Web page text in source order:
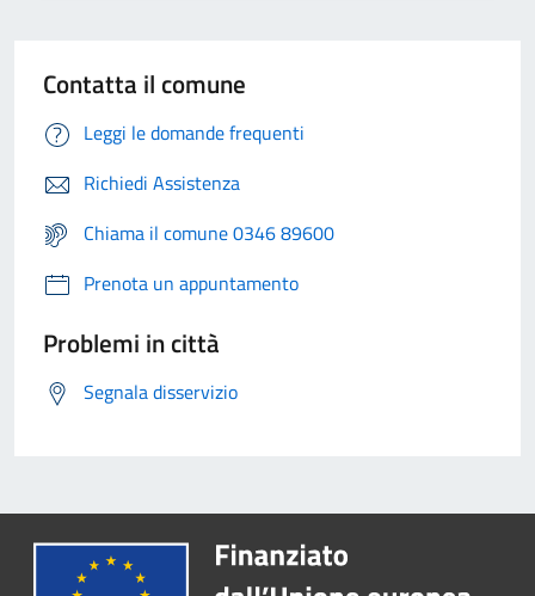
Contatta il comune
Leggi le domande frequenti
Richiedi Assistenza
Chiama il comune 0346 89600
Prenota un appuntamento
Problemi in città
Segnala disservizio